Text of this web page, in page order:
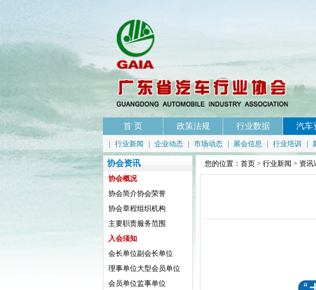
首 页 政策法规 行业数据 汽车
行业新闻 企业动态 市场动态 展会信息 行业培训
协会资讯
协会概况
协会简介协会荣誉
协会章程组织机构
主要职责服务范围
入会须知
会长单位副会长单位
理事单位大型会员单位
会员单位监事单位
您的位置： 首页 > 行业新闻 > 资讯